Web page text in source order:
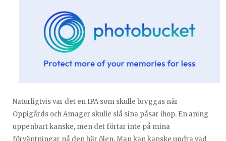
Naturligtvis var det en IPA som skulle bryggas när
Oppigårds och Amager skulle slå sina påsar ihop. En aning
uppenbart kanske, men det förtar inte på mina
förväntningar på den här ölen. Man kan kanske undra vad